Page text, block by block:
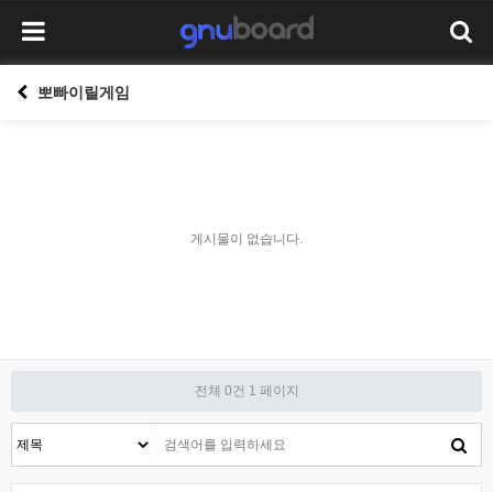
뽀빠이릴게임
게시물이 없습니다.
전체 0건 1 페이지